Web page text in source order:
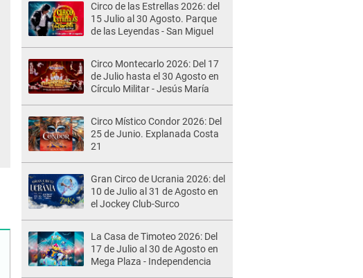
Circo de las Estrellas 2026: del
15 Julio al 30 Agosto. Parque
de las Leyendas - San Miguel
Circo Montecarlo 2026: Del 17
de Julio hasta el 30 Agosto en
Círculo Militar - Jesús María
Circo Místico Condor 2026: Del
25 de Junio. Explanada Costa
21
Gran Circo de Ucrania 2026: del
10 de Julio al 31 de Agosto en
el Jockey Club-Surco
La Casa de Timoteo 2026: Del
17 de Julio al 30 de Agosto en
Mega Plaza - Independencia